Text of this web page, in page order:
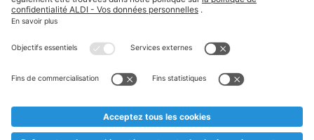
Textes marqués d'un astérisque et mentions légales
* Nous vendons ces articles temporairement et jusqu'à
au cas où, malgré le planning bien étudié, nous serions
prématurément en rupture de stock. Prix Recupel et TVA incl.
** Sur ce site, l’utilisation de la forme masculine a été adoptée